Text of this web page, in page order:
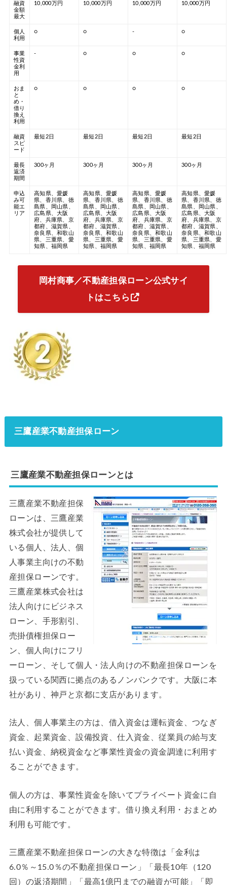
融資
金額
最大
10,000万円 10,000万円 10,000万円 10,000万円
個人
利用
○ ○ - ○
事業
性資
金利
用
- ○ ○ ○
おま
と
め・
借り
換え
利用
○ ○ ○ ○
融資
スピ
ード
最短2日 最短2日 最短2日 最短2日
最長
返済
期間
300ヶ月 300ヶ月 300ヶ月 300ヶ月
申込
み可
能エ
リア
高知県、愛媛
県、香川県、徳
島県、岡山県、
広島県、大阪
府、兵庫県、京
都府、滋賀県、
奈良県、和歌山
県、三重県、愛
知県、福岡県
高知県、愛媛
県、香川県、徳
島県、岡山県、
広島県、大阪
府、兵庫県、京
都府、滋賀県、
奈良県、和歌山
県、三重県、愛
知県、福岡県
高知県、愛媛
県、香川県、徳
島県、岡山県、
広島県、大阪
府、兵庫県、京
都府、滋賀県、
奈良県、和歌山
県、三重県、愛
知県、福岡県
高知県、愛媛
県、香川県、徳
島県、岡山県、
広島県、大阪
府、兵庫県、京
都府、滋賀県、
奈良県、和歌山
県、三重県、愛
知県、福岡県
岡村商事／不動産担保ローン公式サイ
トはこちら
三鷹産業不動産担保ローン
三鷹産業不動産担保ローンとは
三鷹産業不動産担保
ローンは、三鷹産業
株式会社が提供して
いる個人、法人、個
人事業主向けの不動
産担保ローンです。
三鷹産業株式会社は
法人向けにビジネス
ローン、手形割引、
売掛債権担保ロー
ン、個人向けにフリ
ーローン、そして個人・法人向けの不動産担保ローンを
扱っている関西に拠点のあるノンバンクです。大阪に本
社があり、神戸と京都に支店があります。
法人、個人事業主の方は、借入資金は運転資金、つなぎ
資金、起業資金、設備投資、仕入資金、従業員の給与支
払い資金、納税資金など事業性資金の資金調達に利用す
ることができます。
個人の方は、事業性資金を除いてプライベート資金に自
由に利用することができます。借り換え利用・おまとめ
利用も可能です。
三鷹産業不動産担保ローンの大きな特徴は「金利は
6.0％～15.0％の不動産担保ローン」「最長10年（120
回）の返済期間」「最高1億円までの融資が可能」「即